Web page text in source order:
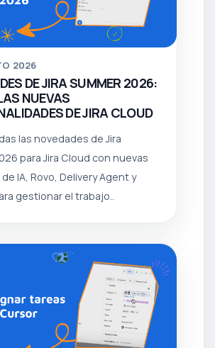
2026
DE JIRA SUMMER 2026:
NUEVAS
DE JIRA CLOUD
las novedades de Jira
para Jira Cloud con nuevas
IA, Rovo, Delivery Agent y
gestionar el trabajo..